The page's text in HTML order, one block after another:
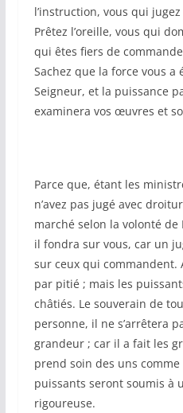
l’instruction, vous qui
Prêtez l’oreille, vous qui
qui êtes fiers de
Sachez que la force vous a
Seigneur, et la puissance
examinera vos œuvres et
Parce que, étant les
n’avez pas jugé avec
marché selon la volonté
il fondra sur vous, car un
sur ceux qui commandent.
par pitié ; mais les
châtiés. Le souverain de
personne, il ne s’arrêtera
grandeur ; car il a fait les
prend soin des uns
puissants seront soumis à
rigoureuse.